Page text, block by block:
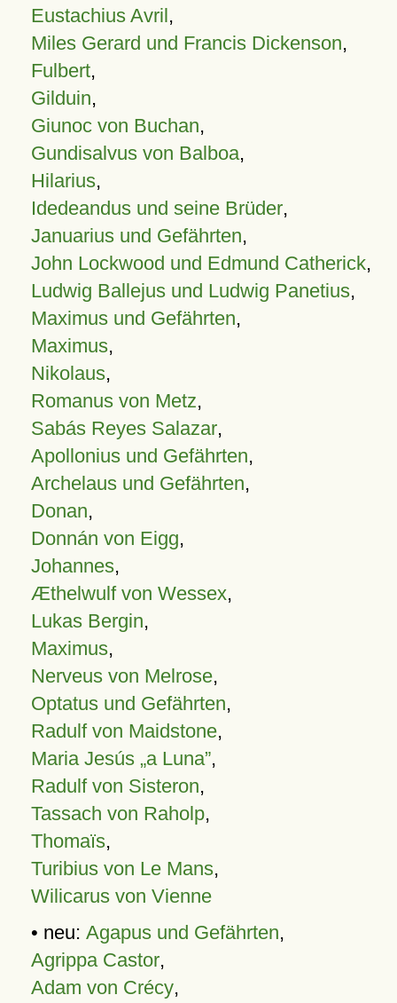
Eustachius Avril,
Miles Gerard und Francis Dickenson,
Fulbert,
Gilduin,
Giunoc von Buchan,
Gundisalvus von Balboa,
Hilarius,
Idedeandus und seine Brüder,
Januarius und Gefährten,
John Lockwood und Edmund Catherick,
Ludwig Ballejus und Ludwig Panetius,
Maximus und Gefährten,
Maximus,
Nikolaus,
Romanus von Metz,
Sabás Reyes Salazar,
Apollonius und Gefährten,
Archelaus und Gefährten,
Donan,
Donnán von Eigg,
Johannes,
Æthelwulf von Wessex,
Lukas Bergin,
Maximus,
Nerveus von Melrose,
Optatus und Gefährten,
Radulf von Maidstone,
Maria Jesús „a Luna”,
Radulf von Sisteron,
Tassach von Raholp,
Thomaïs,
Turibius von Le Mans,
Wilicarus von Vienne
• neu: Agapus und Gefährten,
Agrippa Castor,
Adam von Crécy,